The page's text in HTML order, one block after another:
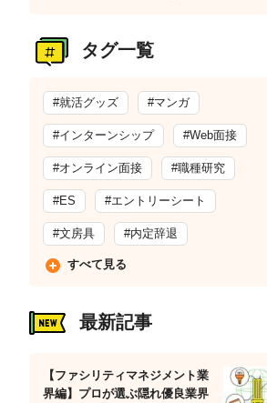
タグ一覧
#就活グッズ #マンガ
#インターンシップ #Web面接
#オンライン面接 #職種研究
#ES #エントリーシート
#文房具 #内定辞退
すべて見る
最新記事
【ファシリティマネジメント業
界編】プロが選ぶ隠れ優良業界